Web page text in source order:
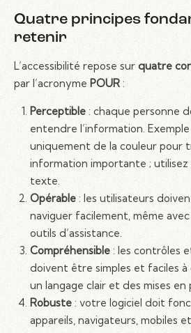
Quatre principes
retenir
L’accessibilité repose sur quatre
par l’acronyme POUR :
Perceptible: chaque personne
entendre l’information.
uniquement de la couleur pour
information importante ; utilisez
texte.
Opérable: les utilisateurs
naviguer facilement, même
outils d’assistance.
Compréhensible: les contrôles
doivent être simples et faciles à
un langage clair et des mises en
Robuste: votre logiciel doit
appareils, navigateurs, mobiles